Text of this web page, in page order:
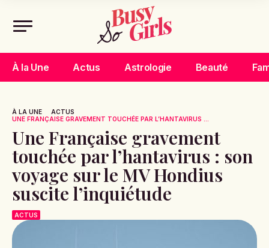
À la Une Actus Astrologie Beauté
À LA UNE
ACTUS
UNE FRANÇAISE GRAVEMENT TOUCHÉE PAR L’HANTAVIRUS ...
Une Française gravement
touchée par l’hantavirus : son
voyage sur le MV Hondius
suscite l’inquiétude
ACTUS